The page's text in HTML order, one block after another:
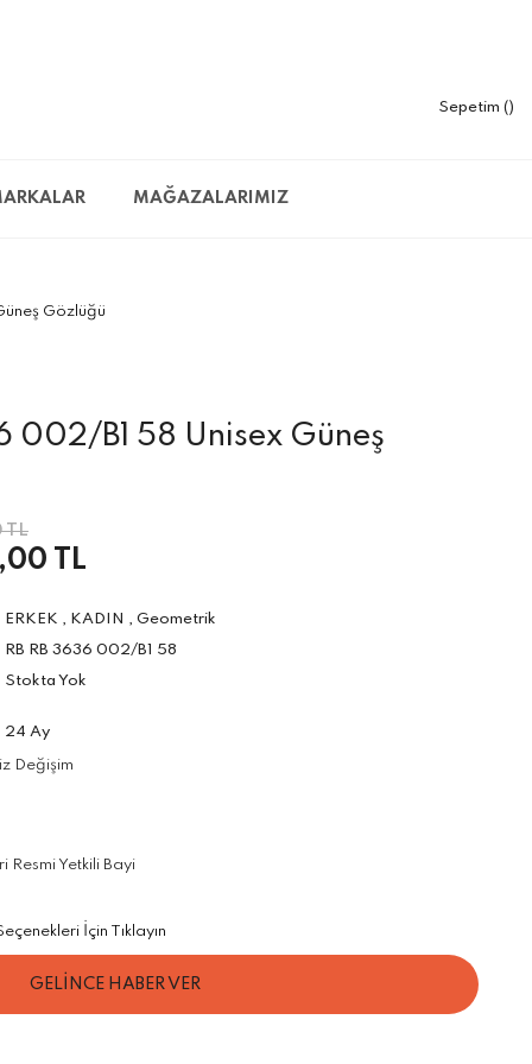
Sepetim
MAĞAZALARIMIZ
Gözlüğü
002/B1 58 Unisex Güneş
TL
TL
ERKEK , KADIN , Geometrik
RB RB 3636 002/B1 58
Stokta Yok
24 Ay
Değişim
Resmi Yetkili Bayi
İçin Tıklayın
GELİNCE HABER VER